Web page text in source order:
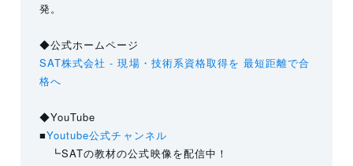
発。
◆公式ホームページ
SAT株式会社 - 現場・技術系資格取得を 最短距離で合
格へ
◆YouTube
■Youtube公式チャンネル
┗SATの教材の公式映像を配信中！